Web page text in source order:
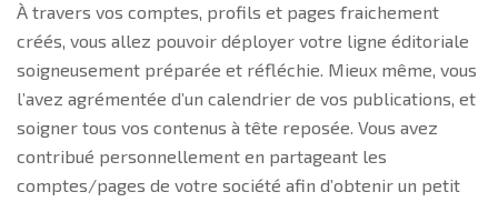
À travers vos comptes, profils et pages fraichement
créés, vous allez pouvoir déployer votre ligne éditoriale
soigneusement préparée et réfléchie. Mieux même, vous
l’avez agrémentée d’un calendrier de vos publications, et
soigner tous vos contenus à tête reposée. Vous avez
contribué personnellement en partageant les
comptes/pages de votre société afin d’obtenir un petit